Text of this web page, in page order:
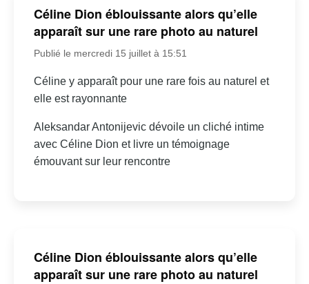
Céline Dion éblouissante alors qu’elle
apparaît sur une rare photo au naturel
Publié le mercredi 15 juillet à 15:51
Céline y apparaît pour une rare fois au naturel et
elle est rayonnante
Aleksandar Antonijevic dévoile un cliché intime
avec Céline Dion et livre un témoignage
émouvant sur leur rencontre
Céline Dion éblouissante alors qu’elle
apparaît sur une rare photo au naturel